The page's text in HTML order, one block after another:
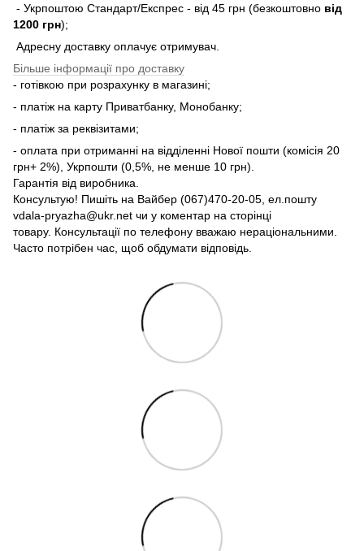
- Укрпоштою Стандарт/Експрес - від 45 грн (безкоштовно від
1200 грн);
Адресну доставку оплачує отримувач.
Більше інформації про доставку
- готівкою при розрахунку в магазині;
- платіж на карту Приватбанку, Монобанку;
- платіж за реквізитами;
- оплата при отриманні на відділенні Нової пошти (комісія 20
грн+ 2%), Укрпошти (0,5%, не менше 10 грн).
Гарантія від виробника.
Консультую! Пишіть на Вайбер (067)470-20-05, ел.пошту
vdala-pryazha@ukr.net чи у коментар на сторінці
товару. Консультації по телефону вважаю нераціональними.
Часто потрібен час, щоб обдумати відповідь.